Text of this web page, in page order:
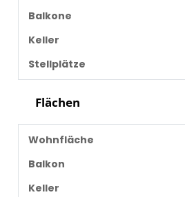
Balkone
Keller
Stellplätze
Flächen
Wohnfläche
Balkon
Keller